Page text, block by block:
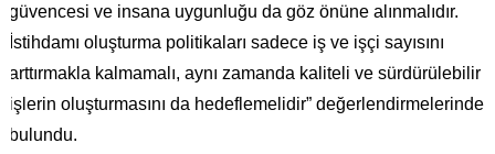
güvencesi ve insana uygunluğu da göz önüne alınmalıdır.
İstihdamı oluşturma politikaları sadece iş ve işçi sayısını
arttırmakla kalmamalı, aynı zamanda kaliteli ve sürdürülebilir
işlerin oluşturmasını da hedeflemelidir” değerlendirmelerinde
bulundu.